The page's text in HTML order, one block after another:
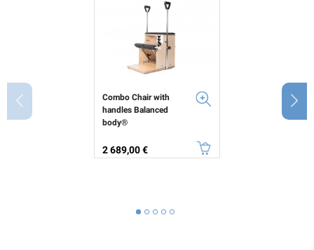
Combo Chair with
handles Balanced
body®
Prix
2 689,00 €